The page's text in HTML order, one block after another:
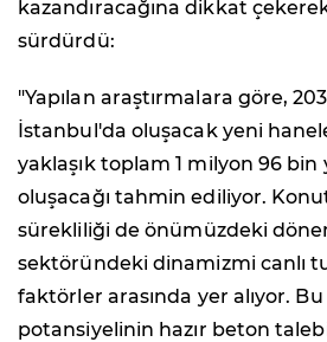
kazandıracağına dikkat
sürdürdü:
"Yapılan araştırmalara göre,
İstanbul'da oluşacak yeni
yaklaşık toplam 1 milyon 96 bin
oluşacağı tahmin ediliyor.
sürekliliği de önümüzdeki
sektöründeki dinamizmi canlı
faktörler arasında yer alıyor.
potansiyelinin hazır beton